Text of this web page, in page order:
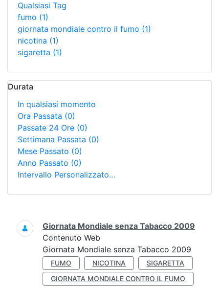
Qualsiasi Tag
fumo (1)
giornata mondiale contro il fumo (1)
nicotina (1)
sigaretta (1)
Durata
In qualsiasi momento
Ora Passata (0)
Passate 24 Ore (0)
Settimana Passata (0)
Mese Passato (0)
Anno Passato (0)
Intervallo Personalizzato…
Ricerca
Giornata Mondiale senza Tabacco 2009
Contenuto Web
Giornata Mondiale senza Tabacco 2009
FUMO NICOTINA
SIGARETTA
GIORNATA MONDIALE CONTRO IL FUMO